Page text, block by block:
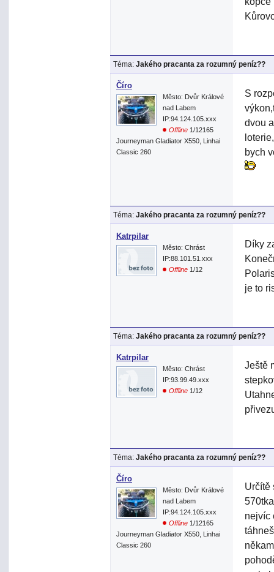
Téma: Jakého pracanta za rozumný peníz??
Číro
Město: Dvůr Králové
nad Labem
IP:94.124.105.xxx
Offline 1/12165
Journeyman Gladiator X550, Linhai
Classic 260
S
dvou
bych
Téma: Jakého pracanta za rozumný peníz??
Katrpilar
Město: Chrást
IP:88.101.51.xxx
Offline 1/12
Díky
je to
Téma: Jakého pracanta za rozumný peníz??
Katrpilar
Město: Chrást
IP:93.99.49.xxx
Offline 1/12
Ještě
Téma: Jakého pracanta za rozumný peníz??
Číro
Město: Dvůr Králové
nad Labem
IP:94.124.105.xxx
Offline 1/12165
Journeyman Gladiator X550, Linhai
Classic 260
Určítě
nejvíc